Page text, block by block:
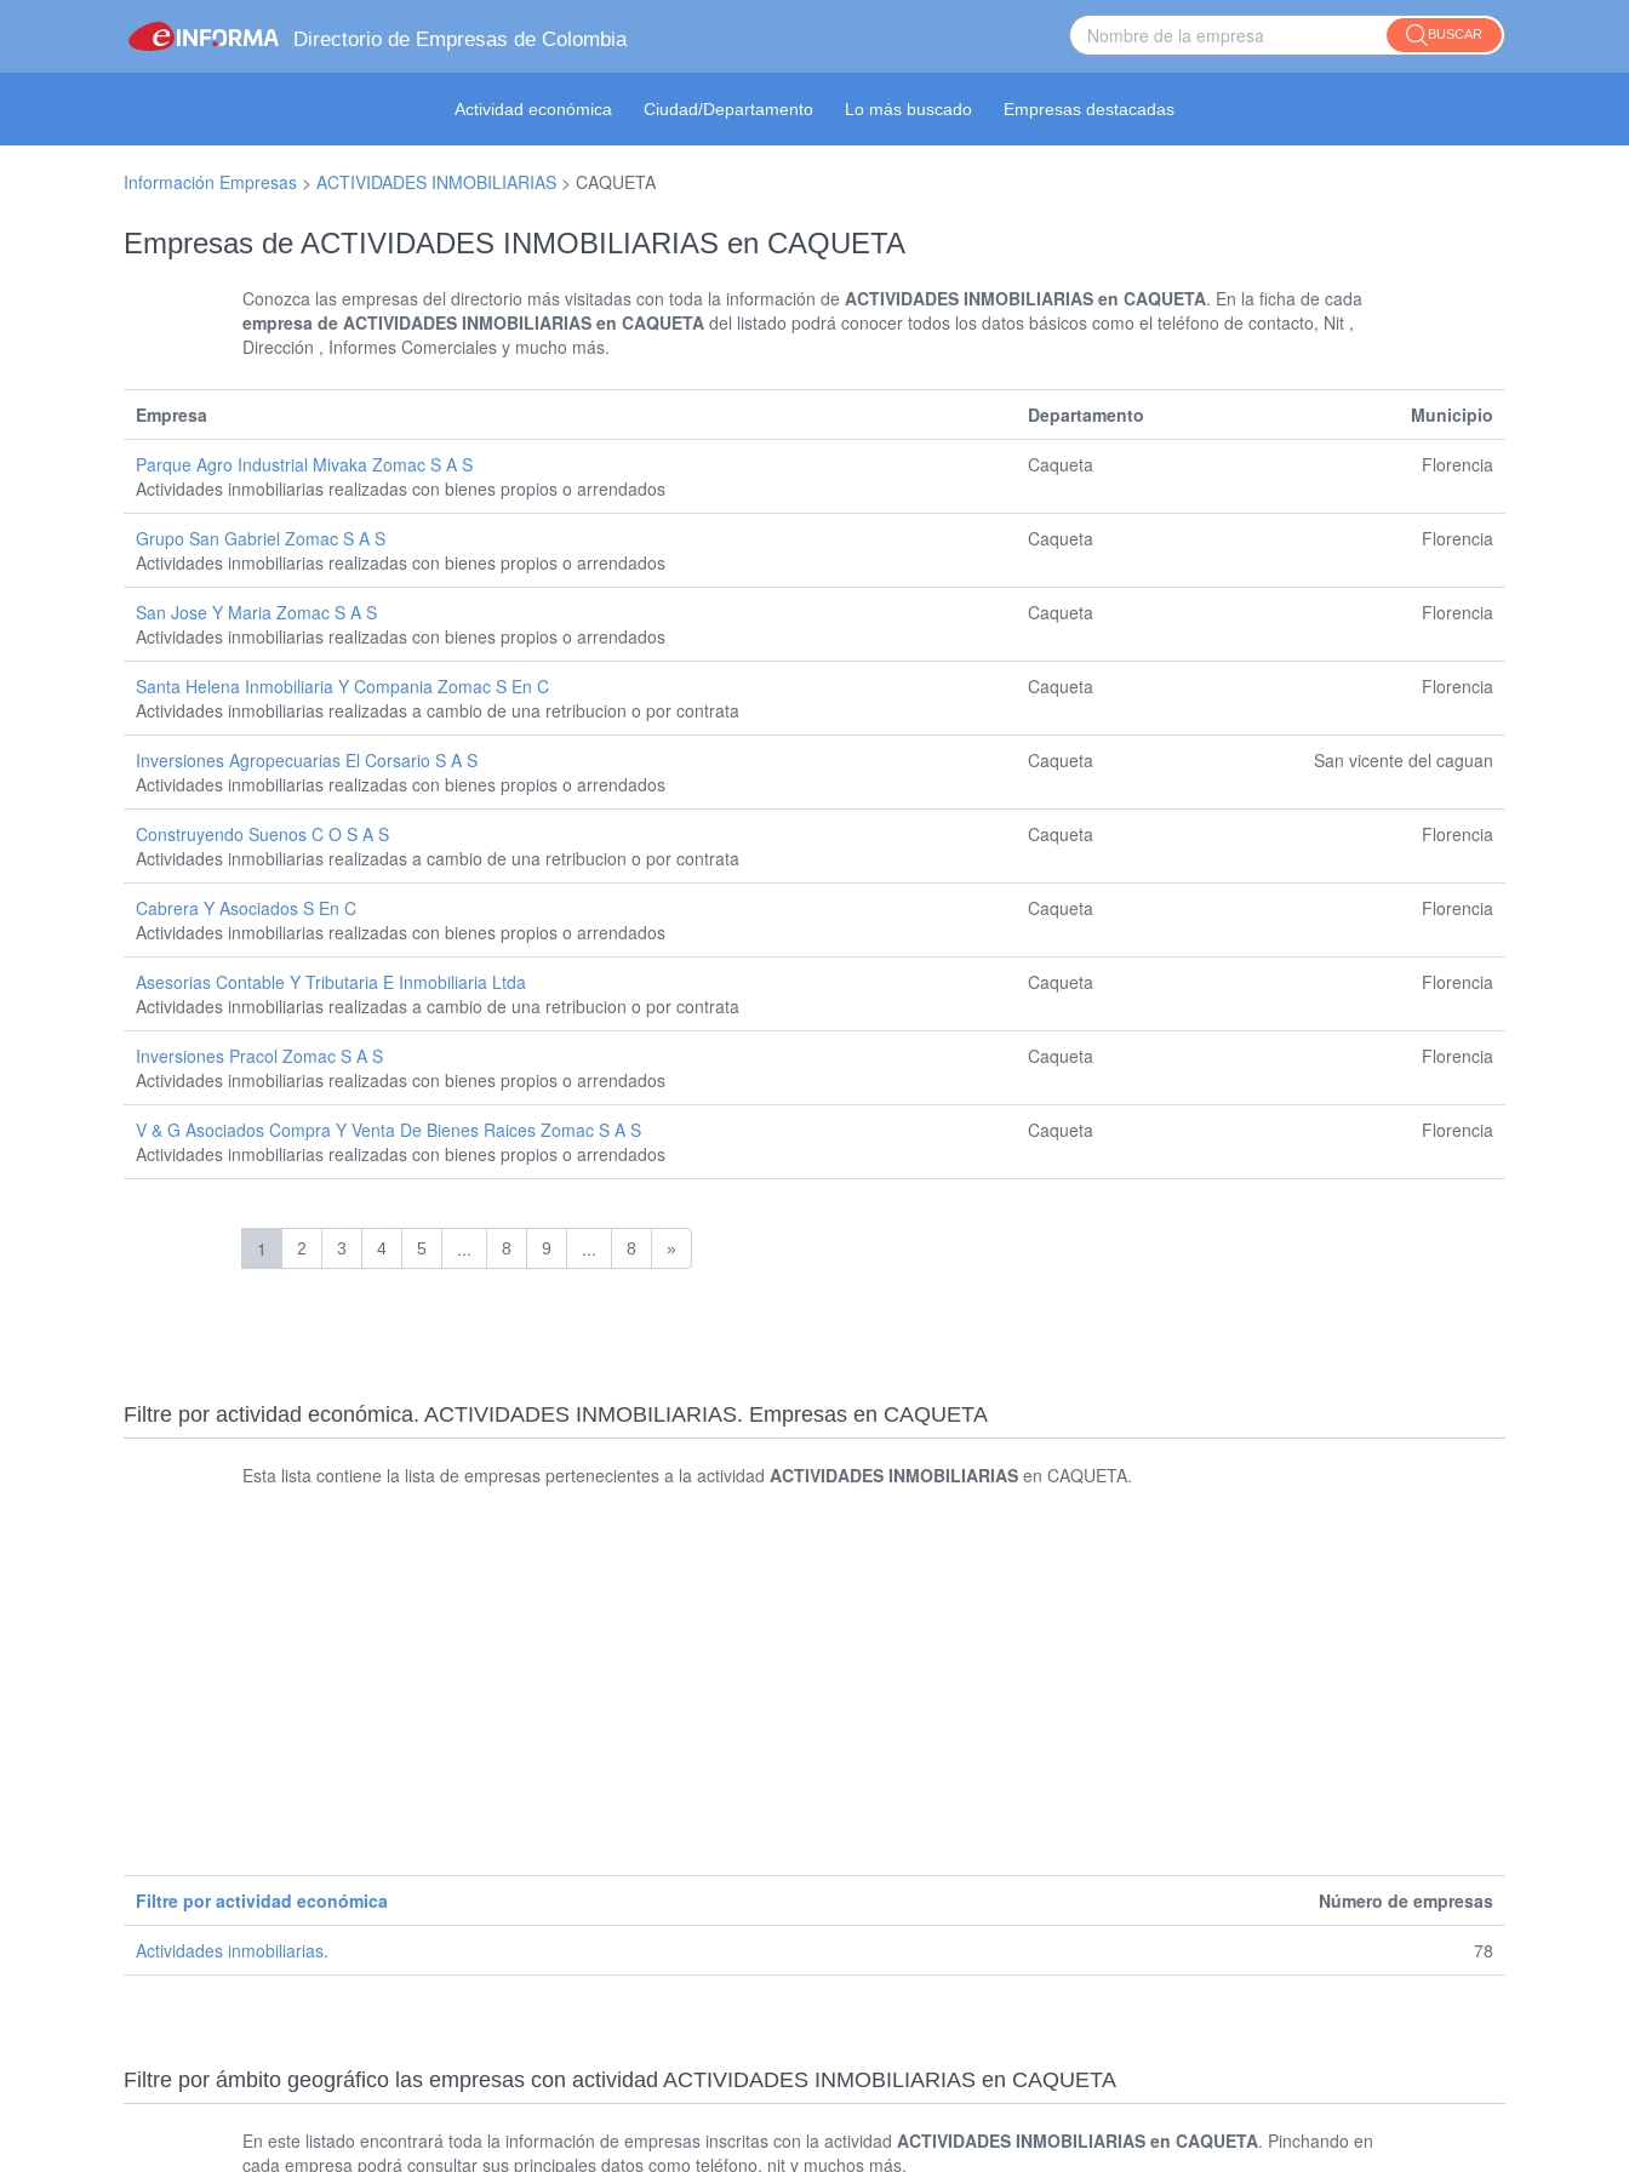
Directorio de Empresas de Colombia BUSCAR
Actividad económica Ciudad/Departamento Lo más buscado Empresas destacadas
Información Empresas > ACTIVIDADES INMOBILIARIAS > CAQUETA
Empresas de ACTIVIDADES INMOBILIARIAS en CAQUETA
Conozca las empresas del directorio más visitadas con toda la información de ACTIVIDADES INMOBILIARIAS en CAQUETA. En la ficha de cada
empresa de ACTIVIDADES INMOBILIARIAS en CAQUETAdel listado podrá conocer todos los datos básicos como el teléfono de contacto, Nit ,
Dirección , Informes Comerciales y mucho más.
Empresa Departamento Municipio
Parque Agro Industrial Mivaka Zomac S A S
Actividades inmobiliarias realizadas con bienes propios o arrendados
Caqueta Florencia
Grupo San Gabriel Zomac S A S
Actividades inmobiliarias realizadas con bienes propios o arrendados
Caqueta Florencia
San Jose Y Maria Zomac S A S
Actividades inmobiliarias realizadas con bienes propios o arrendados
Caqueta Florencia
Santa Helena Inmobiliaria Y Compania Zomac S En C
Actividades inmobiliarias realizadas a cambio de una retribucion o por contrata
Caqueta Florencia
Inversiones Agropecuarias El Corsario S A S
Actividades inmobiliarias realizadas con bienes propios o arrendados
Caqueta San vicente del caguan
Construyendo Suenos C O S A S
Actividades inmobiliarias realizadas a cambio de una retribucion o por contrata
Caqueta Florencia
Cabrera Y Asociados S En C
Actividades inmobiliarias realizadas con bienes propios o arrendados
Caqueta Florencia
Asesorias Contable Y Tributaria E Inmobiliaria Ltda
Actividades inmobiliarias realizadas a cambio de una retribucion o por contrata
Caqueta Florencia
Inversiones Pracol Zomac S A S
Actividades inmobiliarias realizadas con bienes propios o arrendados
Caqueta Florencia
V & G Asociados Compra Y Venta De Bienes Raices Zomac S A S
Actividades inmobiliarias realizadas con bienes propios o arrendados
Caqueta Florencia
1 2 3 4 5 ... 8 9 ... 8 »
Filtre por actividad económica. ACTIVIDADES INMOBILIARIAS. Empresas en CAQUETA
Esta lista contiene la lista de empresas pertenecientes a la actividad ACTIVIDADES INMOBILIARIASen CAQUETA.
Filtre por actividad económica Número de empresas
Actividades inmobiliarias. 78
Filtre por ámbito geográfico las empresas con actividad ACTIVIDADES INMOBILIARIAS en CAQUETA
En este listado encontrará toda la información de empresas inscritas con la actividad ACTIVIDADES INMOBILIARIAS en CAQUETA. Pinchando en
cada empresa podrá consultar sus principales datos como teléfono, nit y muchos más.